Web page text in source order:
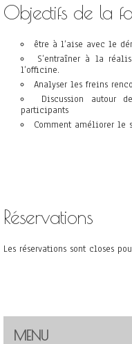
Objectifs de la
être à l’aise avec le
S’entraîner à la
l’officine.
Analyser les freins
Discussion autour
participants
Comment améliorer le
Réservations
Les réservations sont closes
MENU